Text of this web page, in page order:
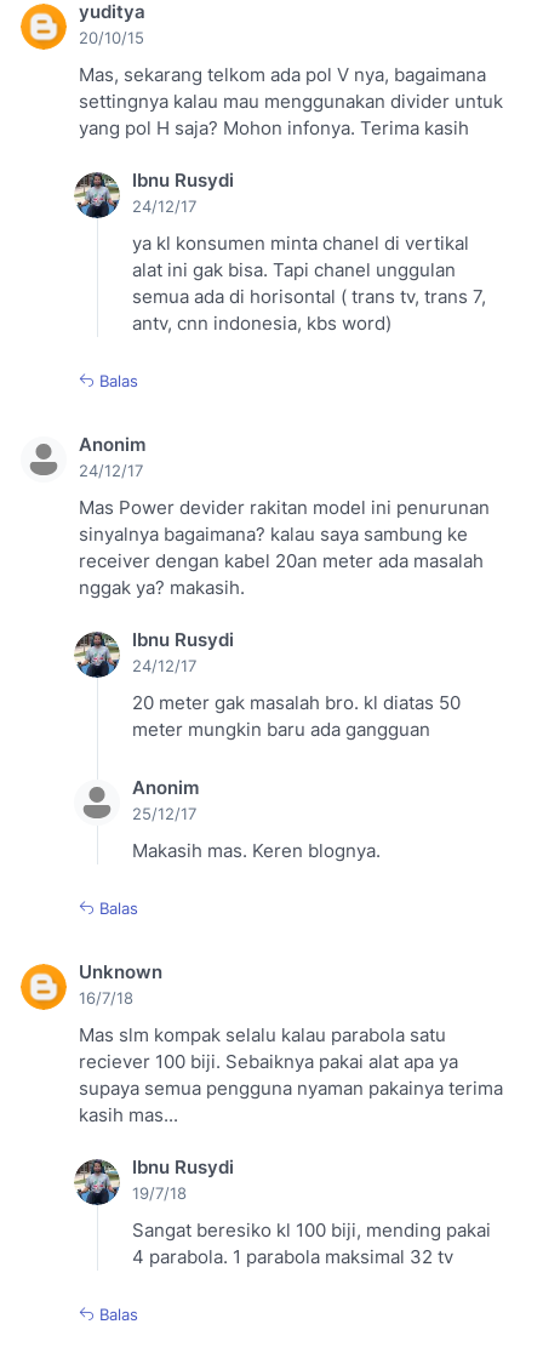
yuditya
20/10/15
Mas, sekarang telkom ada pol V nya, bagaimana
settingnya kalau mau menggunakan divider untuk
yang pol H saja? Mohon infonya. Terima kasih
Ibnu Rusydi
24/12/17
ya kl konsumen minta chanel di vertikal
alat ini gak bisa. Tapi chanel unggulan
semua ada di horisontal ( trans tv, trans 7,
antv, cnn indonesia, kbs word)
Balas
Anonim
24/12/17
Mas Power devider rakitan model ini penurunan
sinyalnya bagaimana? kalau saya sambung ke
receiver dengan kabel 20an meter ada masalah
nggak ya? makasih.
Ibnu Rusydi
24/12/17
20 meter gak masalah bro. kl diatas 50
meter mungkin baru ada gangguan
Anonim
25/12/17
Makasih mas. Keren blognya.
Balas
Unknown
16/7/18
Mas slm kompak selalu kalau parabola satu
reciever 100 biji. Sebaiknya pakai alat apa ya
supaya semua pengguna nyaman pakainya terima
kasih mas...
Ibnu Rusydi
19/7/18
Sangat beresiko kl 100 biji, mending pakai
4 parabola. 1 parabola maksimal 32 tv
Balas